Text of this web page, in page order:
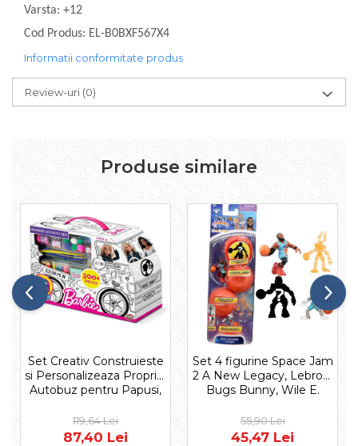
Varsta: +12
Cod Produs: EL-B0BXF567X4
Informatii conformitate produs
Review-uri (0)
Produse similare
Set Creativ Construieste
si Personalizeaza Propriul
Autobuz pentru Papusi,
119,64 Lei
87,40 Lei
Set 4 figurine Space Jam
2 A New Legacy, Lebron,
Bugs Bunny, Wile E.
Surpriza, 5 cm, Multicolor
55,90 Lei
45,47 Lei